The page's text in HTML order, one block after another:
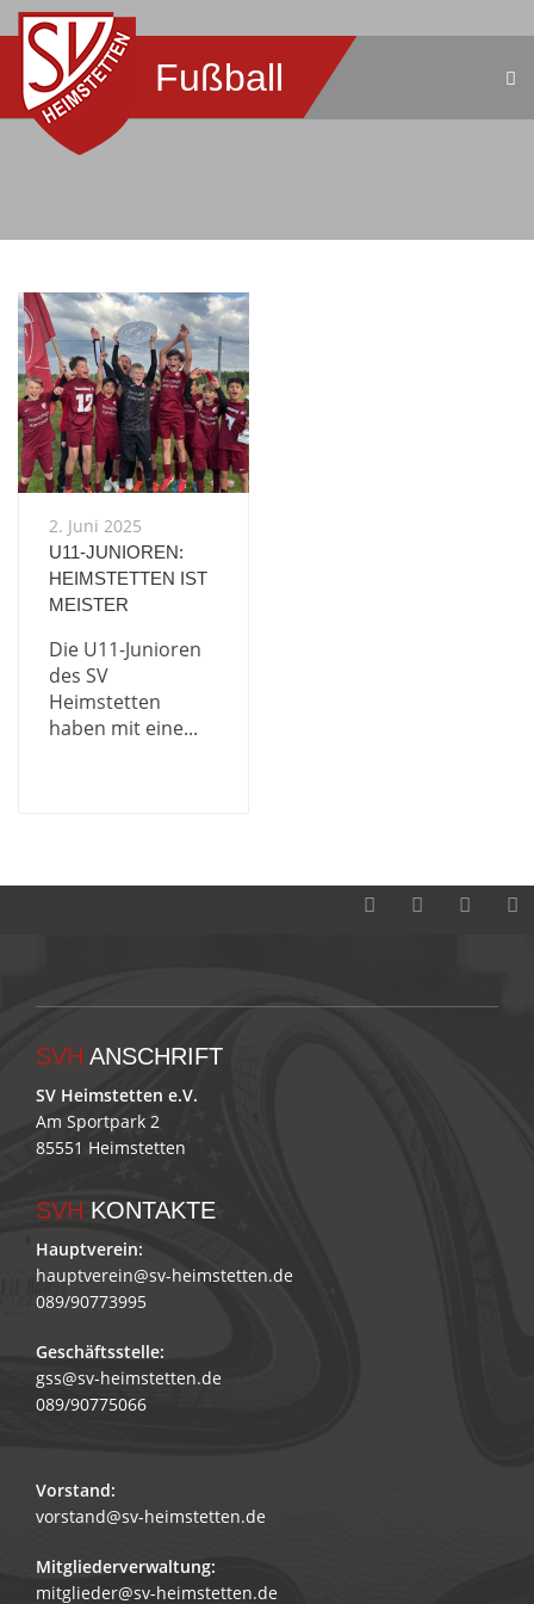
Fußball
2. Juni 2025
U11-JUNIOREN:
HEIMSTETTEN IST
MEISTER
Die U11-Junioren
des SV
Heimstetten
haben mit eine...
SVH ANSCHRIFT
SV Heimstetten e.V.
Am Sportpark 2
85551 Heimstetten
SVH KONTAKTE
Hauptverein:
hauptverein@sv-heimstetten.de
089/90773995
Geschäftsstelle:
gss@sv-heimstetten.de
089/90775066
Vorstand:
vorstand@sv-heimstetten.de
Mitgliederverwaltung:
mitglieder@sv-heimstetten.de